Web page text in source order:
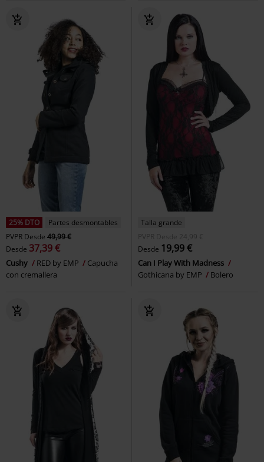
25% DTO
Partes desmontables
PVPR Desde 49,99 €
Desde 37,39 €
Cushy RED by EMP
Capucha
con cremallera
Talla grande
PVPR
Desde 24,99 €
Desde 19,99 €
Can I Play With Madness
Gothicana by EMP
Bolero